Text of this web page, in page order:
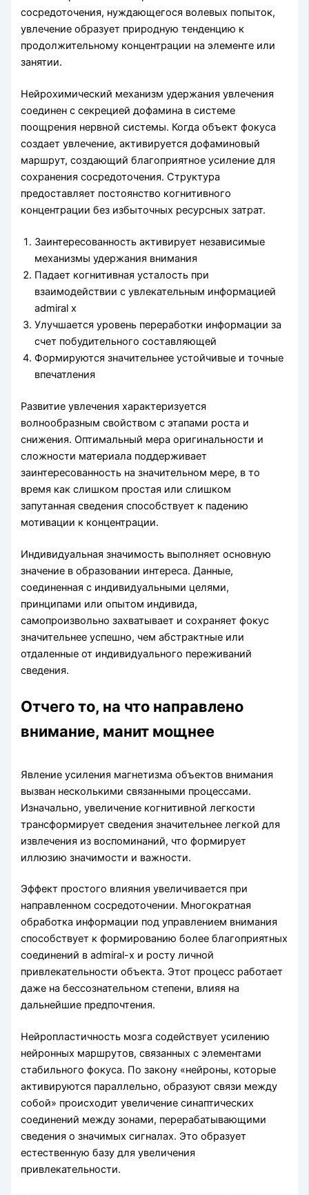
сосредоточения, нуждающегося волевых попыток,
увлечение образует природную тенденцию к
продолжительному концентрации на элементе или
занятии.
Нейрохимический механизм удержания увлечения
соединен с секрецией дофамина в системе
поощрения нервной системы. Когда объект фокуса
создает увлечение, активируется дофаминовый
маршрут, создающий благоприятное усиление для
сохранения сосредоточения. Структура
предоставляет постоянство когнитивного
концентрации без избыточных ресурсных затрат.
Заинтересованность активирует независимые
механизмы удержания внимания
Падает когнитивная усталость при
взаимодействии с увлекательным информацией
admiral x
Улучшается уровень переработки информации за
счет побудительного составляющей
Формируются значительнее устойчивые и точные
впечатления
Развитие увлечения характеризуется
волнообразным свойством с этапами роста и
снижения. Оптимальный мера оригинальности и
сложности материала поддерживает
заинтересованность на значительном мере, в то
время как слишком простая или слишком
запутанная сведения способствует к падению
мотивации к концентрации.
Индивидуальная значимость выполняет основную
значение в образовании интереса. Данные,
соединенная с индивидуальными целями,
принципами или опытом индивида,
самопроизвольно захватывает и сохраняет фокус
значительнее успешно, чем абстрактные или
отдаленные от индивидуального переживаний
сведения.
Отчего то, на что направлено
внимание, манит мощнее
Явление усиления магнетизма объектов внимания
вызван несколькими связанными процессами.
Изначально, увеличение когнитивной легкости
трансформирует сведения значительнее легкой для
извлечения из воспоминаний, что формирует
иллюзию значимости и важности.
Эффект простого влияния увеличивается при
направленном сосредоточении. Многократная
обработка информации под управлением внимания
способствует к формированию более благоприятных
соединений в admiral-x и росту личной
привлекательности объекта. Этот процесс работает
даже на бессознательном степени, влияя на
дальнейшие предпочтения.
Нейропластичность мозга содействует усилению
нейронных маршрутов, связанных с элементами
стабильного фокуса. По закону «нейроны, которые
активируются параллельно, образуют связи между
собой» происходит увеличение синаптических
соединений между зонами, перерабатывающими
сведения о значимых сигналах. Это образует
естественную базу для увеличения
привлекательности.